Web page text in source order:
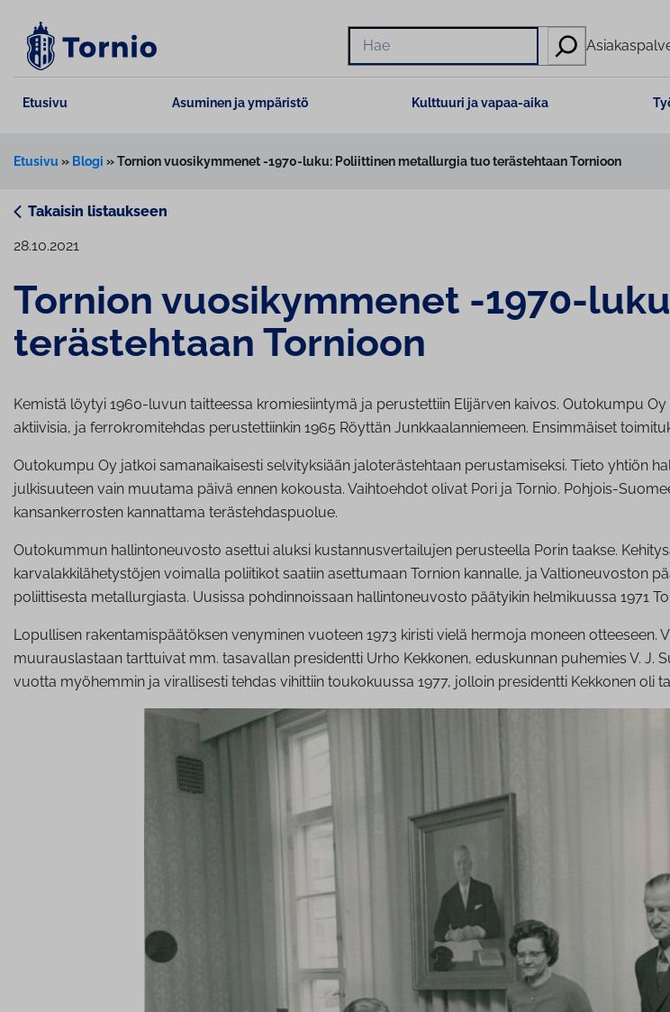
sisältöön
Hae
Etusivu Asuminen ja ympäristö Kulttuuri ja vapaa-aika
Etusivu » Blogi »Tornion vuosikymmenet -1970-luku: Poliittinen metallurgia tuo terästehtaan Tornioon
Takaisin listaukseen
28.10.2021
Tornion vuo­si­kym­me­net -1970-
te­räs­teh­taan Tornioon
Kemistä löytyi 1960-luvun taitteessa kromiesiintymä ja perustettiin Elijärven kaivos. Outokumpu
aktiivisia, ja ferrokromitehdas perustettiinkin 1965 Röyttän Junkkaalanniemeen. Ensimmäiset
Outokumpu Oy jatkoi samanaikaisesti selvityksiään jaloterästehtaan perustamiseksi. Tieto yhtiön
julkisuuteen vain muutama päivä ennen kokousta. Vaihtoehdot olivat Pori ja Tornio. Pohjois-
kansankerrosten kannattama terästehdaspuolue.
Outokummun hallintoneuvosto asettui aluksi kustannusvertailujen perusteella Porin taakse.
karvalakkilähetystöjen voimalla poliitikot saatiin asettumaan Tornion kannalle, ja Valtioneuvoston
poliittisesta metallurgiasta. Uusissa pohdinnoissaan hallintoneuvosto päätyikin helmikuussa 1971
Lopullisen rakentamispäätöksen venyminen vuoteen 1973 kiristi vielä hermoja moneen
muurauslastaan tarttuivat mm. tasavallan presidentti Urho Kekkonen, eduskunnan puhemies V. J.
vuotta myöhemmin ja virallisesti tehdas vihittiin toukokuussa 1977, jolloin presidentti Kekkonen oli